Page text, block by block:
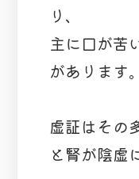
り、
主に口が苦
があります。
虚証はその
と腎が陰虚